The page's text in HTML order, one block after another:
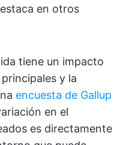
en otros
tiene un impacto
y la
encuesta de Gallup
en el
es directamente